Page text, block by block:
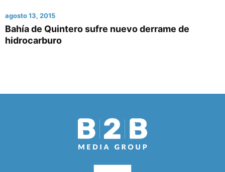
agosto 13, 2015
Bahía de Quintero sufre nuevo derrame de
hidrocarburo